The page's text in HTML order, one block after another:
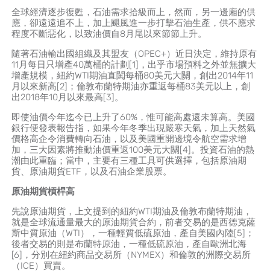
全球經濟逐步復甦，石油需求拾級而上，然而，另一邊廂的供
應，卻遠遠追不上，加上颶風進一步打擊石油生產，供不應求
程度不斷惡化，以致油價自8月尾以來節節上升。
隨著石油輸出國組織及其盟友（OPEC+）近日決定，維持原有
11月每日只增產40萬桶的計劃 [1] ，出乎市場預料之外並無擴大
增產規模，紐約WTI期油直闖每桶80美元大關，創出2014年11
月以來新高[2] ；倫敦布蘭特期油亦重返每桶83美元以上，創
出2018年10月以來最高[3] 。
即使油價今年迄今已上升了60%，惟可能高處還未算高。美國
銀行便發表報告指，如果今年冬季出現嚴寒天氣，加上天然氣
價格高企令消費轉向石油，以及美國重開邊境令航空需求增
加，三大因素將推動油價重返100美元大關[4] 。投資石油的熱
潮由此重臨；當中，主要有三種工具可供選擇，包括原油期
貨、原油期貨ETF，以及石油企業股票。
原油期貨槓桿高
先說原油期貨，上文提到的紐約WTI期油及倫敦布蘭特期油，
就是全球流通量最大的原油期貨合約，前者交易的是西德克薩
斯中質原油（WTI），一種輕質低硫原油，產自美國內陸[5] ；
後者交易的則是布蘭特原油，一種低硫原油，產自歐洲北海
[6] ，分別在紐約商品交易所（NYMEX）和倫敦的洲際交易所
（ICE）買賣。